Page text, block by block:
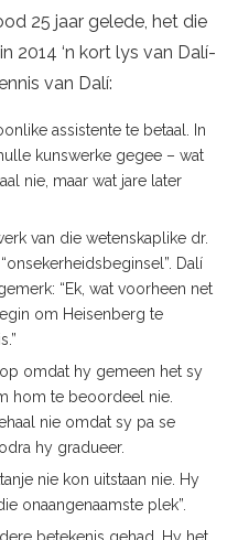
25 jaar gelede, het die
in 2014 ‘n kort lys van Dalí-
van Dalí:
assistente te betaal. In
kunswerke gegee – wat
nie, maar wat jare later
van die wetenskaplike dr.
Dalí
“Ek, wat voorheen net
om Heisenberg te
omdat hy gemeen het sy
hom te beoordeel nie.
nie omdat sy pa se
hy gradueer.
nie kon uitstaan nie. Hy
onaangenaamste plek”.